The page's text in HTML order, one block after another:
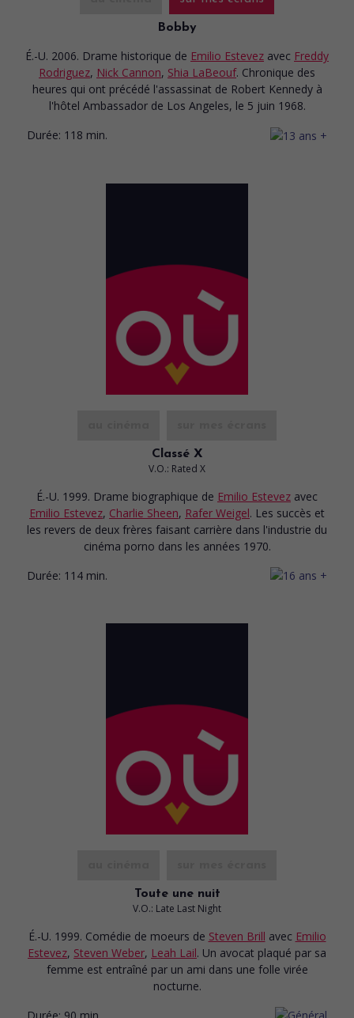
Bobby
É.-U. 2006. Drame historique de Emilio Estevez avec Freddy
Rodriguez, Nick Cannon, Shia LaBeouf. Chronique des
heures qui ont précédé l'assassinat de Robert Kennedy à
l'hôtel Ambassador de Los Angeles, le 5 juin 1968.
Durée: 118 min.
Classé X
V.O.: Rated X
É.-U. 1999. Drame biographique de Emilio Estevez avec
Emilio Estevez, Charlie Sheen, Rafer Weigel. Les succès et
les revers de deux frères faisant carrière dans l'industrie du
cinéma porno dans les années 1970.
Durée: 114 min.
Toute une nuit
V.O.: Late Last Night
É.-U. 1999. Comédie de moeurs de Steven Brill avec Emilio
Estevez, Steven Weber, Leah Lail. Un avocat plaqué par sa
femme est entraîné par un ami dans une folle virée
nocturne.
Durée: 90 min.